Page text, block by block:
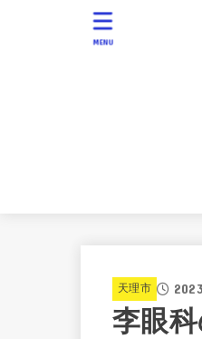
MENU
天理市
李眼